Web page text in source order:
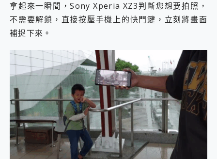
拿起來一瞬間，Sony Xperia XZ3判斷您想要拍照，
不需要解鎖，直接按壓手機上的快門鍵，立刻將畫面
補捉下來。